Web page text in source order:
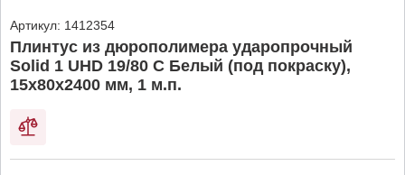
Артикул: 1412354
Плинтус из дюрополимера ударопрочный
Solid 1 UHD 19/80 C Белый (под покраску),
15х80х2400 мм, 1 м.п.